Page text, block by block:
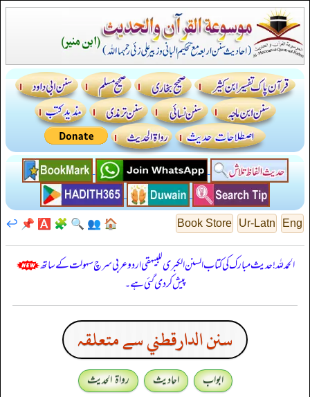
Eng
Ur-Latn
Book Store
🏠
👥
🔍
🧩
🅰️
📌
↩️
الحمدللہ! حدیث مبارک کی کتاب السنن الكبرى للبيهقي اردو عربی سرچ سہولت کے ساتھ
پیش کر دی گئی ہے۔
سنن الدارقطني سے متعلقہ
ابواب احادیث
رواۃ الحدیث